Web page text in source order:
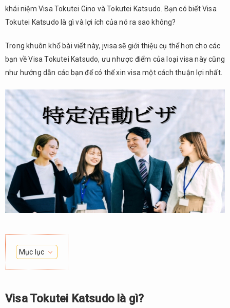
khái niệm Visa Tokutei Gino và Tokutei Katsudo. Bạn có biết Visa
Tokutei Katsudo là gì và lợi ích của nó ra sao không?
Trong khuôn khổ bài viết này, jvisa sẽ giới thiệu cụ thể hơn cho các
bạn về Visa Tokutei Katsudo, ưu nhược điểm của loại visa này cũng
như hướng dẫn các bạn để có thể xin visa một cách thuận lợi nhất.
Mục lục
1.
Tokutei
Katsudo
Visa Tokutei Katsudo là gì?